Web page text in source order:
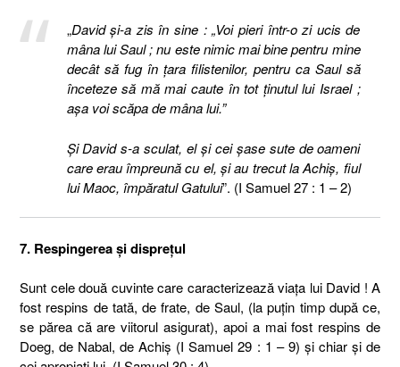
„David şi-a zis în sine : „Voi pieri într-o zi ucis de
mâna lui Saul ; nu este nimic mai bine pentru mine
decât să fug în ţara filistenilor, pentru ca Saul să
înceteze să mă mai caute în tot ţinutul lui Israel ;
aşa voi scăpa de mâna lui.”
Şi David s-a sculat, el şi cei şase sute de oameni
care erau împreună cu el, şi au trecut la Achiş, fiul
lui Maoc, împăratul Gatului”. (I Samuel 27 : 1 – 2)
7. Respingerea şi dispreţul
Sunt cele două cuvinte care caracterizează viaţa lui David ! A
fost respins de tată, de frate, de Saul, (la puţin timp după ce,
se părea că are viitorul asigurat), apoi a mai fost respins de
Doeg, de Nabal, de Achiş (I Samuel 29 : 1 – 9) şi chiar şi de